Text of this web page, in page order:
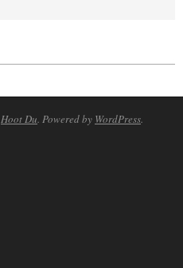
Hoot Du. Powered by WordPress.